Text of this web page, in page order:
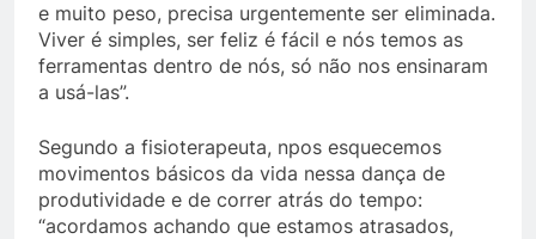
e muito peso, precisa urgentemente ser eliminada.
Viver é simples, ser feliz é fácil e nós temos as
ferramentas dentro de nós, só não nos ensinaram
a usá-las”.
Segundo a fisioterapeuta, npos esquecemos
movimentos básicos da vida nessa dança de
produtividade e de correr atrás do tempo:
“acordamos achando que estamos atrasados,